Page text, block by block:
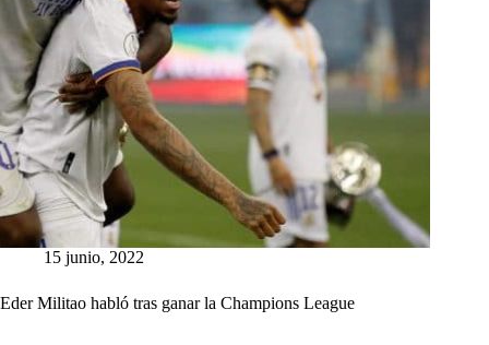
15 junio, 2022
Eder Militao habló tras ganar la Champions League